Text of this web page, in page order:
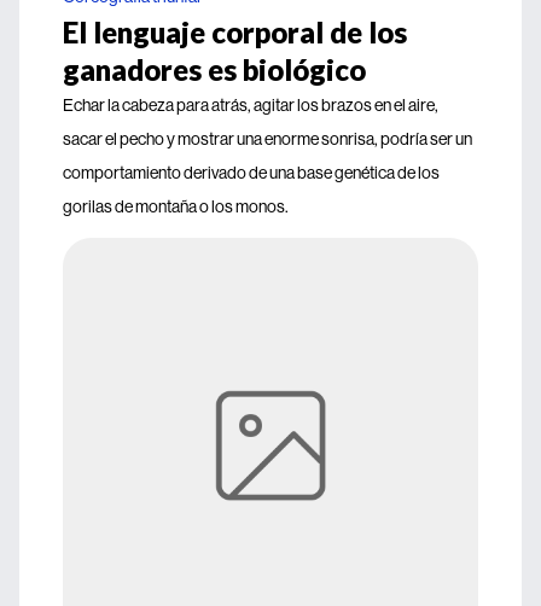
El lenguaje corporal de los
ganadores es biológico
Echar la cabeza para atrás, agitar los brazos en el aire,
sacar el pecho y mostrar una enorme sonrisa, podría ser un
comportamiento derivado de una base genética de los
gorilas de montaña o los monos.